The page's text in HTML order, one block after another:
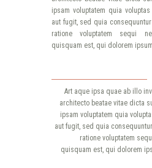
ipsam voluptatem quia
aut fugit, sed quia
ratione voluptatem sequi
quisquam est, qui dolorem
Art aque ipsa quae ab illo
architecto beatae vitae dicta
ipsam voluptatem quia
aut fugit, sed quia
ratione voluptatem
quisquam est, qui dolorem